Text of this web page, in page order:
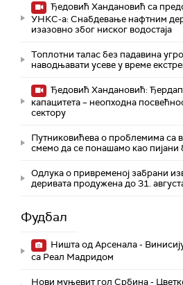
Ђедовић Хандановић са
УНКС-а: Снабдевање нафтним
изазовно због ниског водостаја
Топлотни талас без падавина
наводњавати усеве у време
Ђедовић Хандановић:
капацитета – неопходна
сектору
Путниковићева о проблемима са
смемо да се понашамо као пијани
Одлука о привременој забрани
деривата продужена до 31.
Фудбал
Ништа од Арсенала -
са Реал Мадридом
Нови муњевит гол Србина -